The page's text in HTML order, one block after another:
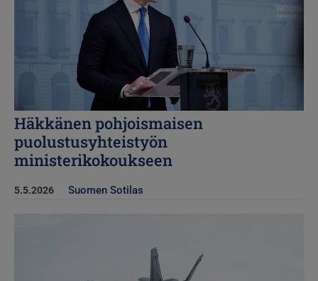
Häkkänen pohjoismaisen
puolustusyhteistyön
ministerikokoukseen
5.5.2026 Suomen Sotilas